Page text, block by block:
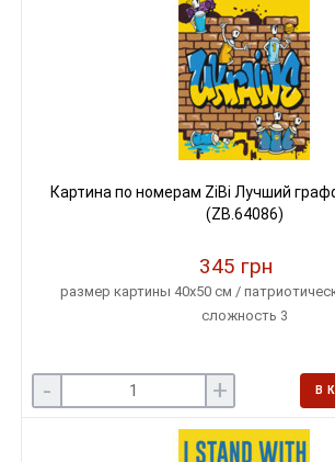
Картина по номерам ZiBi Лучший
(ZB.64086)
345 грн
размер картины 40х50 см /
сложность 3
- + В